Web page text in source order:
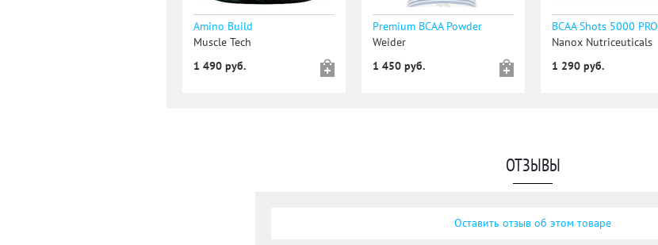
Amino Build
Muscle Tech
1 490 руб.
Premium BCAA Powder
Weider
1 450 руб.
BCAA Shots 5000 PRO
Nanox Nutriceuticals
1 290 руб.
ОТЗЫВЫ
Оставить отзыв об этом товаре